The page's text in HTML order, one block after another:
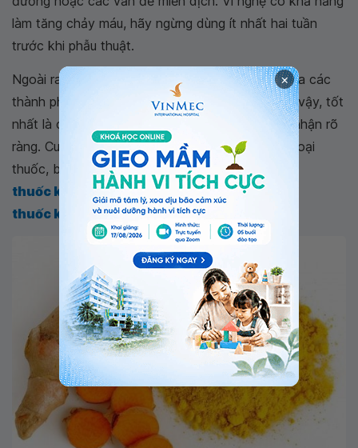
làm tăng chảy máu, hãy ngừng dùng ít nhất hai tuần
trước khi phẫu thuật.
Ngoài ra, một số sản phẩm của nghệ có thể chứa các
thành phần phụ không được tiết lộ trên nhãn, vì vậy, tốt
nhất là chọn một chất bổ sung đã được chứng nhận rõ
ràng. Curcumin cũng có thể tương tác với nhiều loại
thuốc, bao gồm thuốc chống đông máu,
thuốc kháng sinh, thuốc tim mạch,
thuốc kháng histaminvà thuốc hóa trị
×